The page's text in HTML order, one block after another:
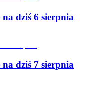
dziś 6 sierpnia
dziś 7 sierpnia